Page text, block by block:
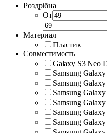
Роздрібна
От
Материал
Пластик
Совместимость
Galaxy S3 Neo
Samsung
Samsung
Samsung
Samsung
Samsung
Samsung